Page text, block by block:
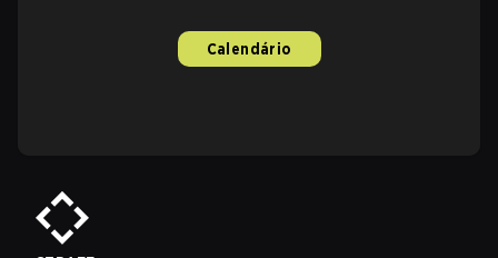
Calendário